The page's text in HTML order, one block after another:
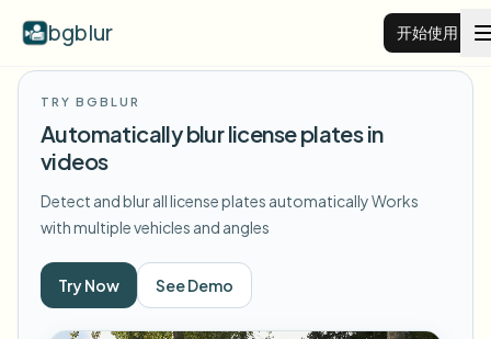
bgblur 开始使用
示例
功能
TRY BGBLUR
Automatically blur license plates in
videos
Detect and blur all license plates automaticallyWorks
with multiple vehicles and angles
Try Now See Demo